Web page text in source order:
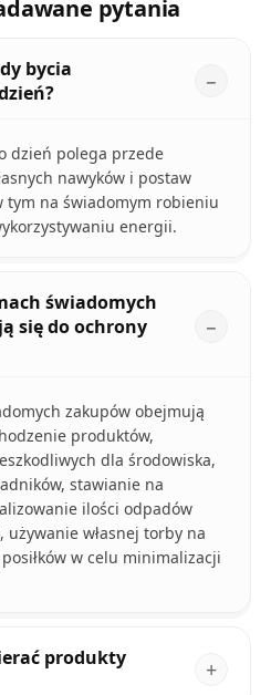
pytania
bycia
dzień polega przede
nawyków i postaw
tym na świadomym robieniu
energii.
świadomych
się do ochrony
zakupów obejmują
produktów,
dla środowiska,
stawianie na
ilości odpadów
używanie własnej torby na
w celu minimalizacji
produkty